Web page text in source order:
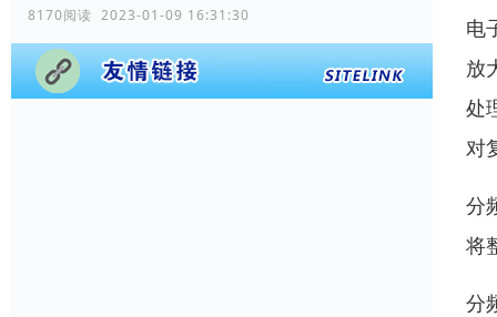
8170阅读 2023-01-09 16:31:30
电
放
处
对
分
将
分